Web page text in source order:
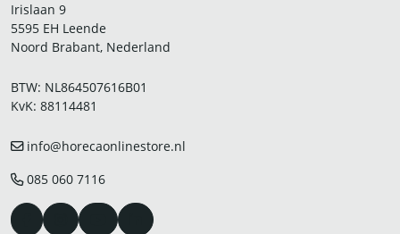
Irislaan 9
5595 EH Leende
Noord Brabant, Nederland
BTW: NL864507616B01
KvK: 88114481
info@horecaonlinestore.nl
085 060 7116